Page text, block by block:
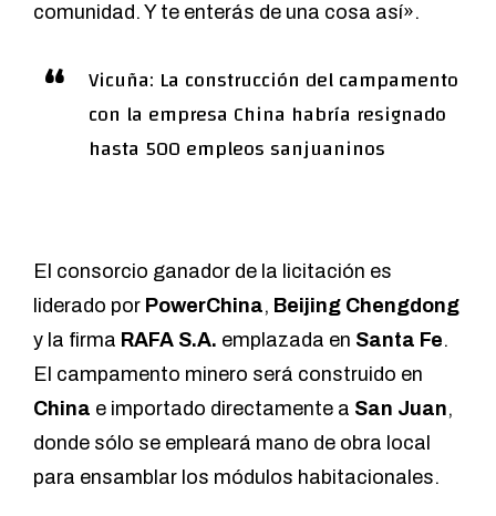
comunidad. Y te enterás de una cosa así».
Vicuña: La construcción del campamento
con la empresa China habría resignado
hasta 500 empleos sanjuaninos
El consorcio ganador de la licitación es
liderado por PowerChina, Beijing Chengdong
y la firma RAFA S.A. emplazada en Santa Fe.
El campamento minero será construido en
China e importado directamente a San Juan,
donde sólo se empleará mano de obra local
para ensamblar los módulos habitacionales.